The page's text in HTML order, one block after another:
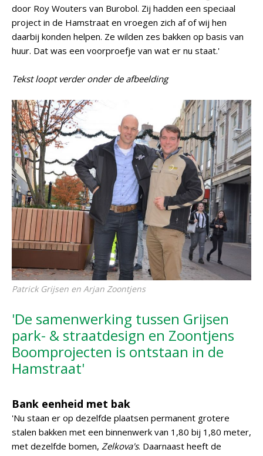
door Roy Wouters van Burobol. Zij hadden een speciaal
project in de Hamstraat en vroegen zich af of wij hen
daarbij konden helpen. Ze wilden zes bakken op basis van
huur. Dat was een voorproefje van wat er nu staat.'
Tekst loopt verder onder de afbeelding
Patrick Grijsen en Arjan Zoontjens
'De samenwerking tussen Grijsen
park- & straatdesign en Zoontjens
Boomprojecten is ontstaan in de
Hamstraat'
Bank eenheid met bak
'Nu staan er op dezelfde plaatsen permanent grotere
stalen bakken met een binnenwerk van 1,80 bij 1,80 meter,
met dezelfde bomen, Zelkova's. Daarnaast heeft de